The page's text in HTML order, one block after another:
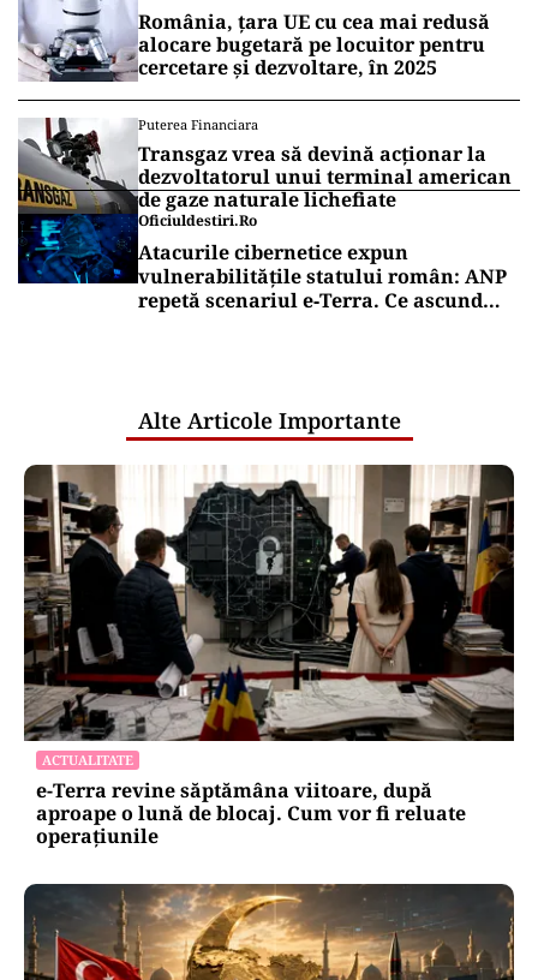
România, țara UE cu cea mai redusă
alocare bugetară pe locuitor pentru
cercetare și dezvoltare, în 2025
Puterea Financiara
Transgaz vrea să devină acționar la
dezvoltatorul unui terminal american
de gaze naturale lichefiate
Oficiuldestiri.ro
Atacurile cibernetice expun
vulnerabilitățile statului român: ANP
repetă scenariul e‑Terra. Ce ascund
Alte Articole Importante
ACTUALITATE
e-Terra revine săptămâna viitoare, după
aproape o lună de blocaj. Cum vor fi reluate
operațiunile